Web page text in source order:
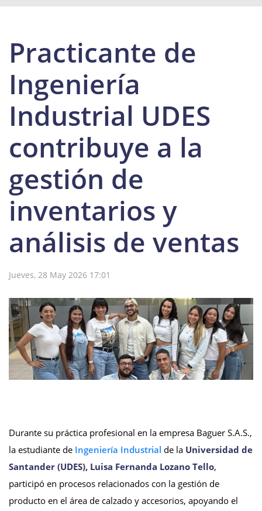
Practicante de
Ingeniería
Industrial UDES
contribuye a la
gestión de
inventarios y
análisis de ventas
Jueves, 28 May 2026 17:01
Durante su práctica profesional en la empresa Baguer S.A.S.,
la estudiante de Ingeniería Industrial de la Universidad de
Santander (UDES), Luisa Fernanda Lozano Tello,
participó en procesos relacionados con la gestión de
producto en el área de calzado y accesorios, apoyando el